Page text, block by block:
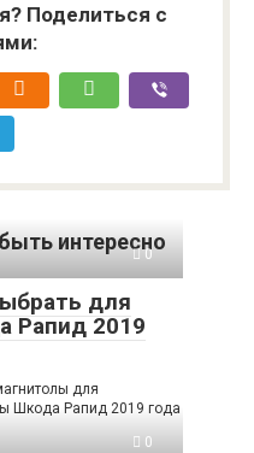
Поделиться с
интересно
0
для
Рапид 2019
для
Шкода Рапид 2019 года
0